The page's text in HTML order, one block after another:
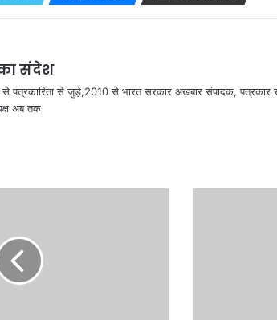
संदेश
पत्रकारिता से जुड़े,2010 से भारत सरकार अखबार संपादक,
अब तक